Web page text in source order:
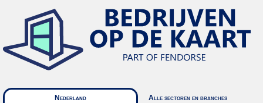
Nederland Alle sectoren en branches